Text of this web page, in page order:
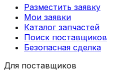
Разместить заявку
Мои заявки
Каталог запчастей
Поиск поставщиков
Безопасная сделка
Для поставщиков